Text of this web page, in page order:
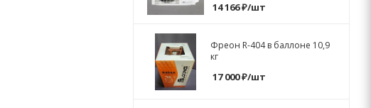
14 166₽/шт
Фреон R-404 в баллоне 10,9
кг
17 000₽/шт